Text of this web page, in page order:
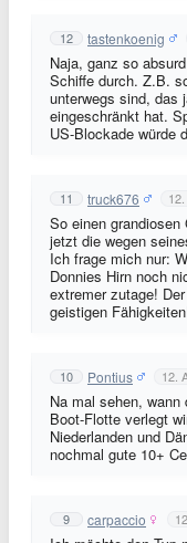
12 tastenkoenig
Naja, ganz so
Schiffe durch. Z.B.
unterwegs sind, das
eingeschränkt hat.
US-Blockade würde
11 truck676
So einen
jetzt die wegen
Ich frage mich nur:
Donnies Hirn noch
extremer zutage!
geistigen
10 Pontius 12.
Na mal sehen,
Boot-Flotte verlegt
Niederlanden und
nochmal gute 10+
9 carpaccio